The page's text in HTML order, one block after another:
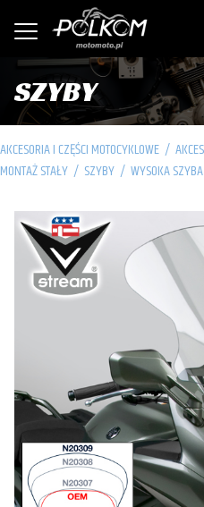
SZYBY
AKCESORIA I CZĘŚCI MOTOCYKLOWE /
MONTAŻ STAŁY / SZYBY / WYSOKA